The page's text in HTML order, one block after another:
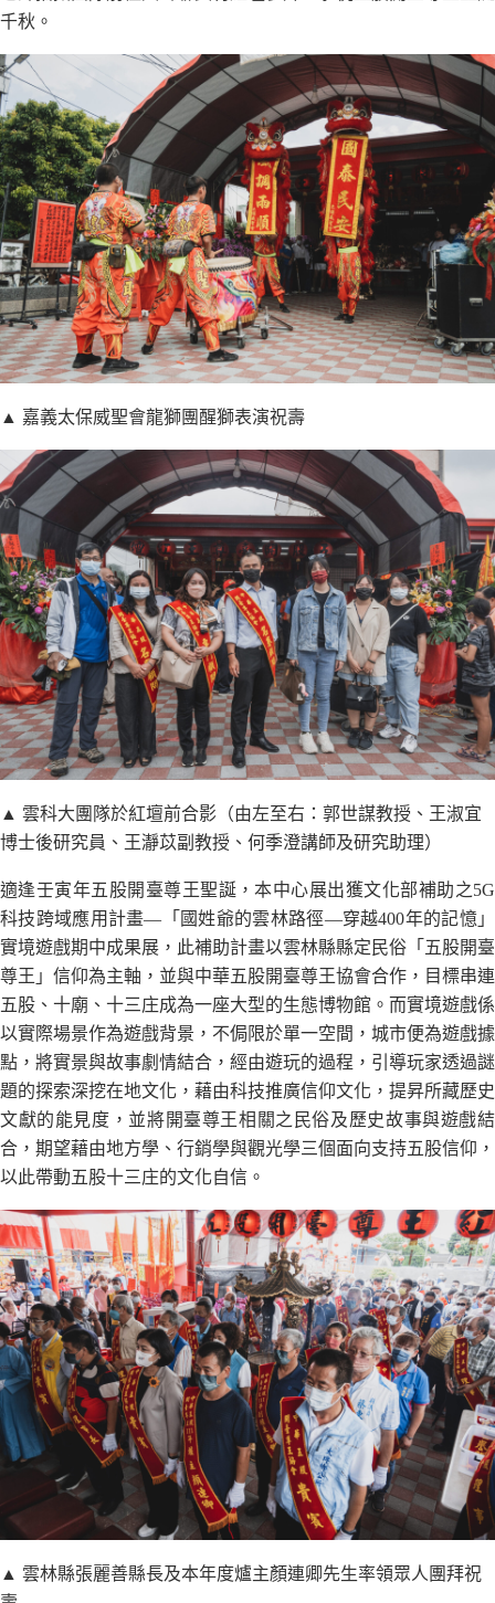
千秋。​
▲ 嘉義太保威聖會龍獅團醒獅表演祝壽
▲ 雲科大團隊於紅壇前合影（由左至右：郭世謀教授、王淑宜
博士後研究員、王瀞苡副教授、何季澄講師及研究助理）
適逢壬寅年五股開臺尊王聖誕，本中心展出獲文化部補助之5G
科技跨域應用計畫—「國姓爺的雲林路徑—穿越400年的記憶」
實境遊戲期中成果展，此補助計畫以雲林縣縣定民俗「五股開臺
尊王」信仰為主軸，並與中華五股開臺尊王協會合作，目標串連
五股、十廟、十三庄成為一座大型的生態博物館。而實境遊戲係
以實際場景作為遊戲背景，不侷限於單一空間，城市便為遊戲據
點，將實景與故事劇情結合，經由遊玩的過程，引導玩家透過謎
題的探索深挖在地文化，藉由科技推廣信仰文化，提昇所藏歷史
文獻的能見度，並將開臺尊王相關之民俗及歷史故事與遊戲結
合，期望藉由地方學、行銷學與觀光學三個面向支持五股信仰，
以此帶動五股十三庄的文化自信。​
▲ 雲林縣張麗善縣長及本年度爐主顏連卿先生率領眾人團拜祝